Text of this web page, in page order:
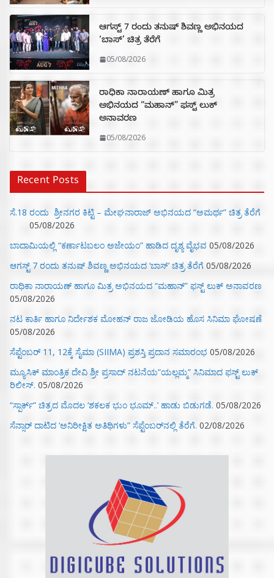
ಆಗಸ್ಟ್ 7 ರಂದು ತನುಷ್ ಶಿವಣ್ಣ ಅಭಿನಯದ
‘ಬಾಸ್’ ಚಿತ್ರ ತೆರೆಗೆ
05/08/2026
ರಾಧಿಕಾ ನಾರಾಯಣ್ ಹಾಗೂ ಮಿತ್ರ
ಅಭಿನಯದ “ಮಹಾನ್” ಫಸ್ಟ್ ಲುಕ್
ಅನಾವರಣ
05/08/2026
Recent Posts
ಸೆ.18 ರಂದು ಶ್ರೀನಗರ ಕಿಟ್ಟಿ – ಮೇಘನಾರಾಜ್ ಅಭಿನಯದ “ಅಮರ್ಥ” ಚಿತ್ರ ತೆರೆಗೆ
05/08/2026
ಬಾದಾಮಿಯಲ್ಲಿ “ಕರ್ಣಾಟಬಲಂ ಅಜೇಯಂ” ಹಾಡಿದ ದೃಶ್ಯ ವೈಭವ 05/08/2026
ಆಗಸ್ಟ್ 7 ರಂದು ತನುಷ್ ಶಿವಣ್ಣ ಅಭಿನಯದ ‘ಬಾಸ್’ ಚಿತ್ರ ತೆರೆಗೆ 05/08/2026
ರಾಧಿಕಾ ನಾರಾಯಣ್ ಹಾಗೂ ಮಿತ್ರ ಅಭಿನಯದ “ಮಹಾನ್” ಫಸ್ಟ್ ಲುಕ್ ಅನಾವರಣ
05/08/2026
ನಟ ಕಾರ್ತಿ ಹಾಗೂ ನಿರ್ದೇಶಕ ಮೋಹನ್ ರಾಜ ಜೋಡಿಯ ಹೊಸ ಸಿನಿಮಾ ಘೋಷಣೆ
05/08/2026
ಸೆಪ್ಟೆಂಬರ್ 11, 12ಕ್ಕೆ ಸೈಮಾ (SIIMA) ಪ್ರಶಸ್ತಿ ಪ್ರದಾನ ಸಮಾರಂಭ 05/08/2026
ಮ್ಯೂಸಿಕ್‌ ಮಾಂತ್ರಿಕ ದೇವಿ ಶ್ರೀ ಪ್ರಸಾದ್ ನಟನೆಯ”ಯಲ್ಲಮ್ಮ” ಸಿನಿಮಾದ ಫಸ್ಟ್‌ ಲುಕ್‌
ರಿಲೀಸ್. 05/08/2026
“ಸ್ಪಾರ್ಕ್” ಚಿತ್ರದ ಮೊದಲ‌ ‘ಶಕಲಕ ಭುಂ‌ ಭೂಮ್..’ ಹಾಡು ಬಿಡುಗಡೆ. 05/08/2026
ಸೆನ್ಸಾರ್ ದಾಟಿದ ‘ಅನಿರೀಕ್ಷಿತ ಅತಿಥಿಗಳು” ಸೆಪ್ಟೆಂಬರ್‌ನಲ್ಲಿ ತೆರೆಗೆ. 02/08/2026